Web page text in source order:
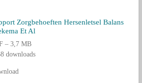
Zorgbehoeften Hersenletsel Balans
Et Al
– 3,7 MB
downloads